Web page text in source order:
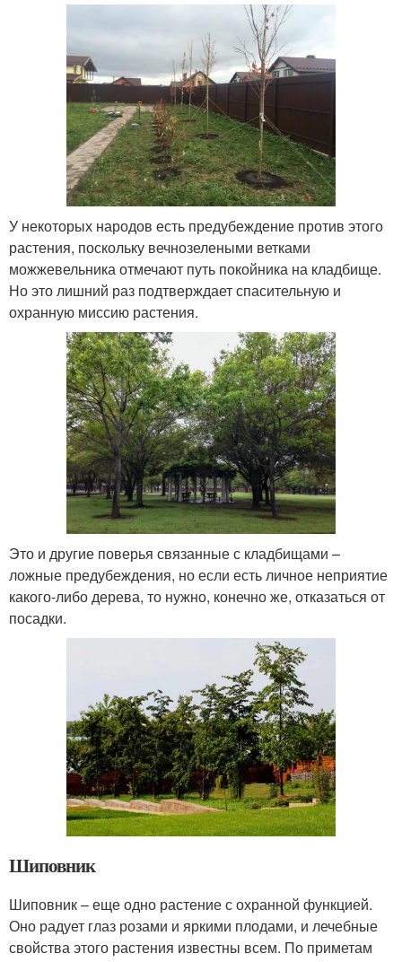
У некоторых народов есть предубеждение против этого
растения, поскольку вечнозелеными ветками
можжевельника отмечают путь покойника на кладбище.
Но это лишний раз подтверждает спасительную и
охранную миссию растения.
Это и другие поверья связанные с кладбищами –
ложные предубеждения, но если есть личное неприятие
какого-либо дерева, то нужно, конечно же, отказаться от
посадки.
Шиповник
Шиповник – еще одно растение с охранной функцией.
Оно радует глаз розами и яркими плодами, и лечебные
свойства этого растения известны всем. По приметам